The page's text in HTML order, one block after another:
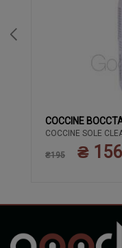
COCCINE
COCCINE SOLE
₴195 ₴ 156